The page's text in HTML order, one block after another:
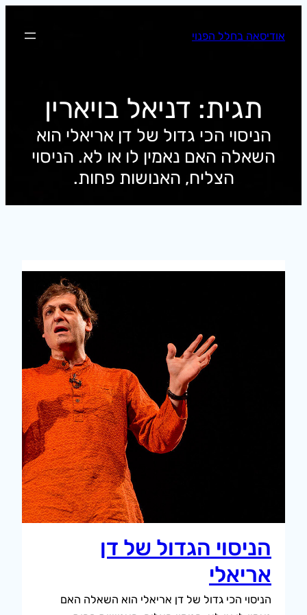
לתוכןאודיסאה בחלל הפנוי
תגית: דניאל בויארין
הניסוי הכי גדול של דן אריאלי הוא
השאלה האם נאמין לו או לא. הניסוי
הצליח, האנושות פחות.
הניסוי הגדול של דן
אריאלי
הניסוי הכי גדול של דן אריאלי הוא השאלה האם